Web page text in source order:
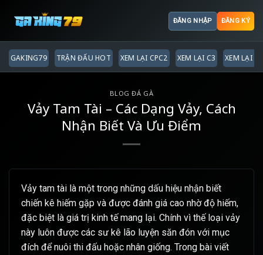
ĐĂNG NHẬP ĐĂNG KÝ
GAKING79 TRẬN ĐẤU HOT XEM LẠI CPC2 XEM LẠI C3 XEM LẠI C4
BLOG ĐÁ GÀ
Vảy Tam Tài – Các Dạng Vảy, Cách
Nhận Biết Và Ưu Điểm
Vảy tam tài là một trong những dấu hiệu nhận biết
chiến kê hiếm gặp và được đánh giá cao nhờ độ hiếm,
đặc biệt là giá trị kinh tế mang lại. Chính vì thế loại vảy
này luôn được các sư kê lão luyện săn đón với mục
đích để nuôi thi đấu hoặc nhân giống. Trong bài viết